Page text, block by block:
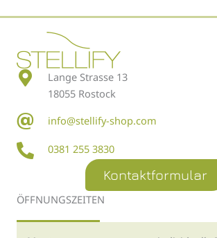
Lange Strasse 13
18055 Rostock
info@stellify-shop.com
0381 255 3830
Kontaktformular
ÖFFNUNGSZEITEN